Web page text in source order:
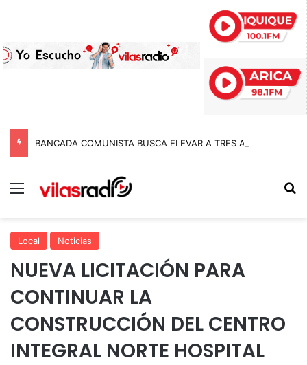
Menú
Local Noticias
NUEVA LICITACIÓN PARA
CONTINUAR LA
CONSTRUCCIÓN DEL CENTRO
INTEGRAL NORTE HOSPITAL